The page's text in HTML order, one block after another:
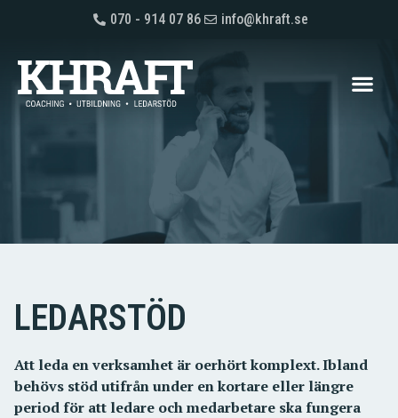
070 - 914 07 86 info@khraft.se
LEDARSTÖD
Att leda en verksamhet är oerhört komplext. Ibland
behövs stöd utifrån under en kortare eller längre
period för att ledare och medarbetare ska fungera